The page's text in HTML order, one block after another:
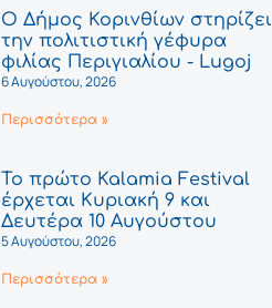
Ο Δήμος Κορινθίων στηρίζει
την πολιτιστική γέφυρα
φιλίας Περιγιαλίου - Lugoj
6 Αυγούστου, 2026
Περισσότερα »
Το πρώτο Kalamia Festival
έρχεται Κυριακή 9 και
Δευτέρα 10 Αυγούστου
5 Αυγούστου, 2026
Περισσότερα »